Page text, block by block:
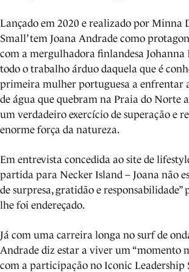
Lançado em 2020 e realizado por Minna
Small’ tem Joana Andrade como
com a mergulhadora finlandesa Johanna
todo o trabalho árduo daquela que é
primeira mulher portuguesa a enfrentar
de água que quebram na Praia do Norte
um verdadeiro exercício de superação e
enorme força da natureza.
Em entrevista concedida ao site de lifestyle
partida para Necker Island – Joana não
de surpresa, gratidão e responsabilidade”
lhe foi endereçado.
Já com uma carreira longa no surf de
Andrade diz estar a viver um “momento
com a participação no Iconic Leadership